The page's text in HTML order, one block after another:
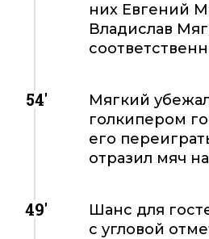
них Евгений
Владислав
54'
Мягкий
голкипером
его
отразил мяч
49'
Шанс для
с угловой